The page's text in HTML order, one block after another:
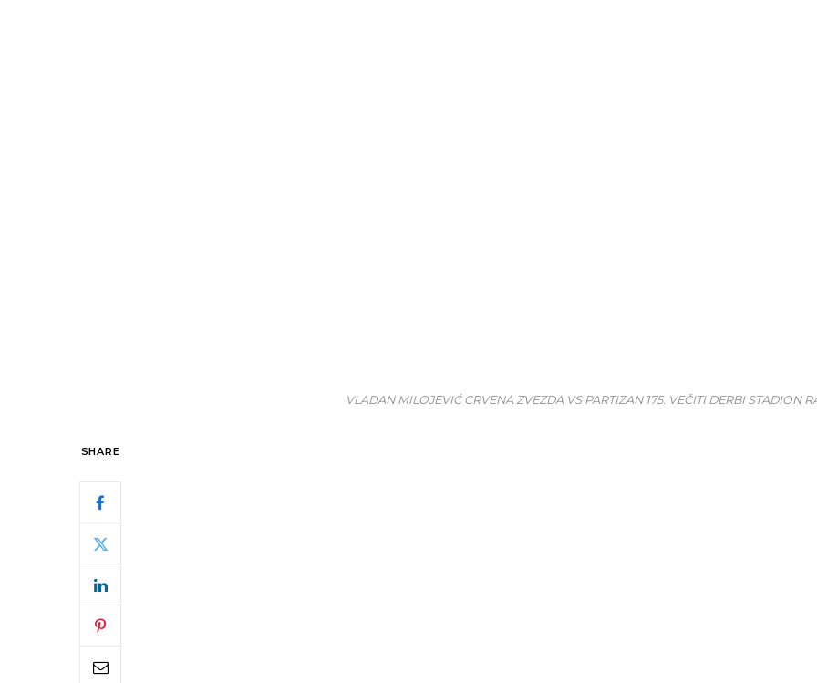
VLADAN MILOJEVIĆ CRVENA ZVEZDA VS PARTIZAN 175. VEČITI DERBI STADION
SHARE